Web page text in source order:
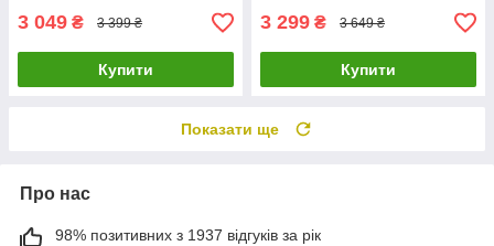
3 049 ₴ 3 399 ₴
Купити
3 299 ₴ 3 649 ₴
Купити
Показати ще
Про нас
98% позитивних з 1937 відгуків за рік